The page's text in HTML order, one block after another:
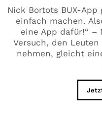
Nick Bortots BUX-
einfach machen.
eine App dafür!“ –
Versuch, den
nehmen, gleicht